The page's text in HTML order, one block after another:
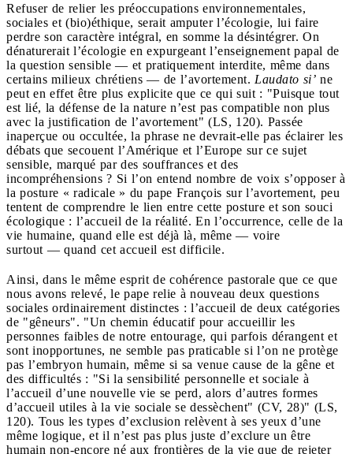
Refuser de relier les préoccupations environnementales,
sociales et (bio)éthique, serait amputer l’écologie, lui faire
perdre son caractère intégral, en somme la désintégrer. On
dénaturerait l’écologie en expurgeant l’enseignement papal de
la question sensible — et pratiquement interdite, même dans
certains milieux chrétiens — de l’avortement. Laudato si’ ne
peut en effet être plus explicite que ce qui suit : "Puisque tout
est lié, la défense de la nature n’est pas compatible non plus
avec la justification de l’avortement" (LS, 120). Passée
inaperçue ou occultée, la phrase ne devrait-elle pas éclairer les
débats que secouent l’Amérique et l’Europe sur ce sujet
sensible, marqué par des souffrances et des
incompréhensions ? Si l’on entend nombre de voix s’opposer à
la posture « radicale » du pape François sur l’avortement, peu
tentent de comprendre le lien entre cette posture et son souci
écologique : l’accueil de la réalité. En l’occurrence, celle de la
vie humaine, quand elle est déjà là, même — voire
surtout — quand cet accueil est difficile.
Ainsi, dans le même esprit de cohérence pastorale que ce que
nous avons relevé, le pape relie à nouveau deux questions
sociales ordinairement distinctes : l’accueil de deux catégories
de "gêneurs". "Un chemin éducatif pour accueillir les
personnes faibles de notre entourage, qui parfois dérangent et
sont inopportunes, ne semble pas praticable si l’on ne protège
pas l’embryon humain, même si sa venue cause de la gêne et
des difficultés : "Si la sensibilité personnelle et sociale à
l’accueil d’une nouvelle vie se perd, alors d’autres formes
d’accueil utiles à la vie sociale se dessèchent" (CV, 28)" (LS,
120). Tous les types d’exclusion relèvent à ses yeux d’une
même logique, et il n’est pas plus juste d’exclure un être
humain non-encore né aux frontières de la vie que de rejeter